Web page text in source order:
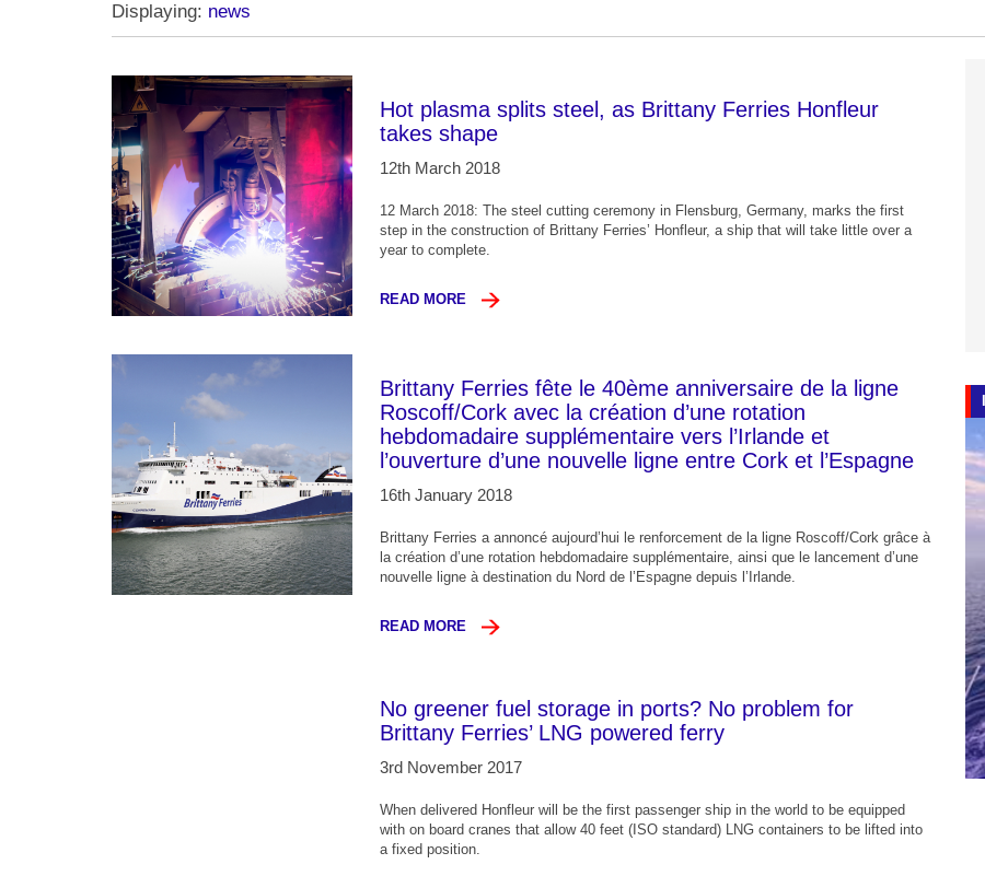
Displaying: news
Hot plasma splits steel, as Brittany Ferries Honfleur
takes shape
12th March 2018
12 March 2018: The steel cutting ceremony in Flensburg, Germany, marks the first
step in the construction of Brittany Ferries’ Honfleur, a ship that will take little over a
year to complete.
READ MORE
Brittany Ferries fête le 40ème anniversaire de la ligne
Roscoff/Cork avec la création d’une rotation
hebdomadaire supplémentaire vers l’Irlande et
l’ouverture d’une nouvelle ligne entre Cork et l’Espagne
16th January 2018
Brittany Ferries a annoncé aujourd’hui le renforcement de la ligne Roscoff/Cork grâce à
la création d’une rotation hebdomadaire supplémentaire, ainsi que le lancement d’une
nouvelle ligne à destination du Nord de l’Espagne depuis l’Irlande.
READ MORE
No greener fuel storage in ports? No problem for
Brittany Ferries’ LNG powered ferry
3rd November 2017
When delivered Honfleur will be the first passenger ship in the world to be equipped
with on board cranes that allow 40 feet (ISO standard) LNG containers to be lifted into
a fixed position.